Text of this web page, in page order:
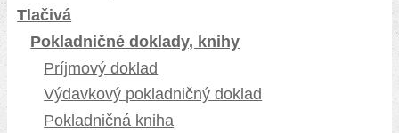
Tlačivá
Pokladničné doklady, knihy
Príjmový doklad
Výdavkový pokladničný doklad
Pokladničná kniha